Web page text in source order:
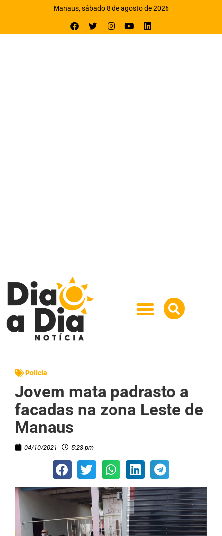
Manaus, sábado 8 de agosto de 2026
Polícia
Jovem mata padrasto a
facadas na zona Leste de
Manaus
04/10/2021 5:23 pm